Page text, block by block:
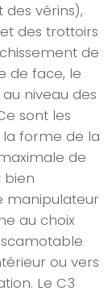
des vérins),
et des trottoirs
de
de face, le
niveau des
sont les
forme de la
de
bien
manipulateur
au choix
ou vers
Le C3